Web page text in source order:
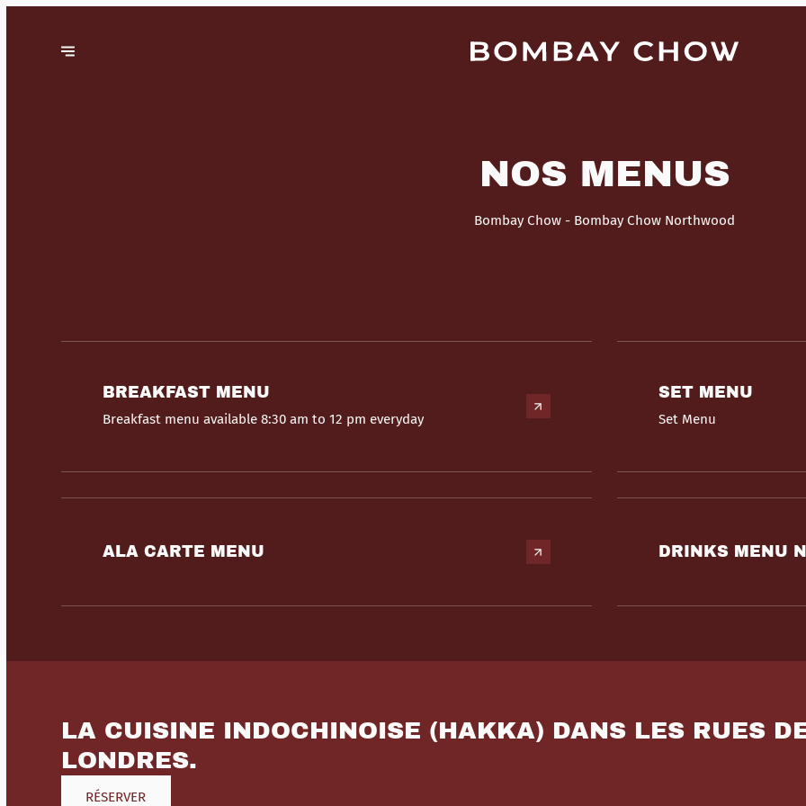
NOS MENUS
Bombay Chow - Bombay Chow Northwood
BREAKFAST MENU
Breakfast menu available 8:30 am to 12 pm everyday
SET MENU
Set Menu
ALA CARTE MENU DRINKS MENU
LA CUISINE INDOCHINOISE (HAKKA) DANS LES RUES
LONDRES.
RÉSERVER